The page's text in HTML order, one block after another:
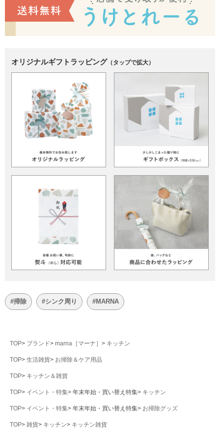
オリジナルギフトラッピング （タップで拡大）
#掃除 #シンク周り #MARNA
TOP ブランド marna［マーナ］ キッチン
TOP 生活雑貨 お掃除＆ケア用品
TOP キッチン＆雑貨
TOP イベント・特集 年末年始・買い替え特集 キッチン
TOP イベント・特集 年末年始・買い替え特集 お掃除グッズ
TOP 雑貨 キッチン キッチン雑貨